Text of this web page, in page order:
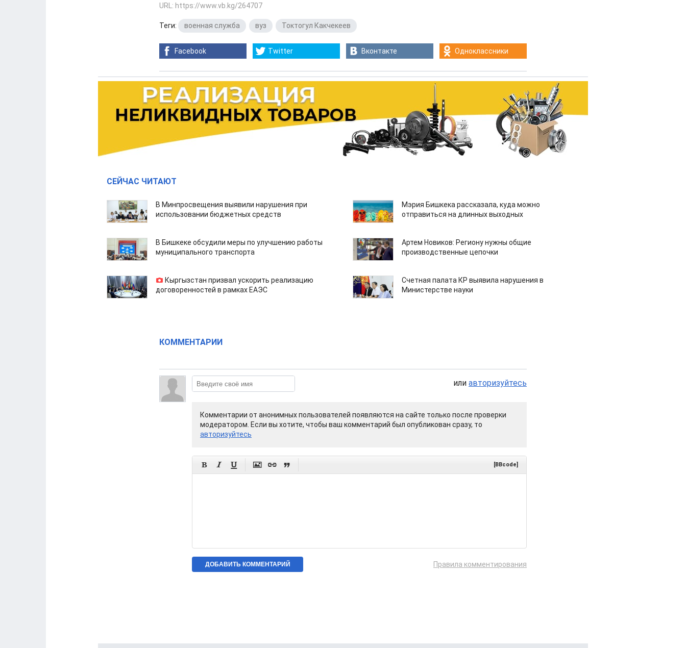
URL: https://www.vb.kg/264707
Теги: военная служба вуз Токтогул Какчекеев
Facebook Twitter Вконтакте Одноклассники
СЕЙЧАС ЧИТАЮТ
В Минпросвещения выявили нарушения при
использовании бюджетных средств
Мэрия Бишкека рассказала, куда можно
отправиться на длинных выходных
В Бишкеке обсудили меры по улучшению работы
муниципального транспорта
Артем Новиков: Региону нужны общие
производственные цепочки
Кыргызстан призвал ускорить реализацию
договоренностей в рамках ЕАЭС
Счетная палата КР выявила нарушения в
Министерстве науки
КОММЕНТАРИИ
или авторизуйтесь
Комментарии от анонимных пользователей появляются на сайте только после проверки
модератором. Если вы хотите, чтобы ваш комментарий был опубликован сразу, то
авторизуйтесь
      [BBcode]
Правила комментирования